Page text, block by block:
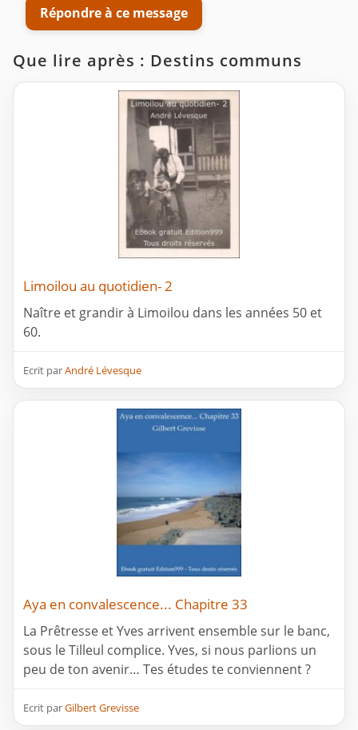
Répondre à ce message
Que lire après : Destins communs
Limoilou au quotidien- 2
Naître et grandir à Limoilou dans les années 50 et
60.
Ecrit parAndré Lévesque
Aya en convalescence... Chapitre 33
La Prêtresse et Yves arrivent ensemble sur le banc,
sous le Tilleul complice. Yves, si nous parlions un
peu de ton avenir… Tes études te conviennent ?
Ecrit parGilbert Grevisse